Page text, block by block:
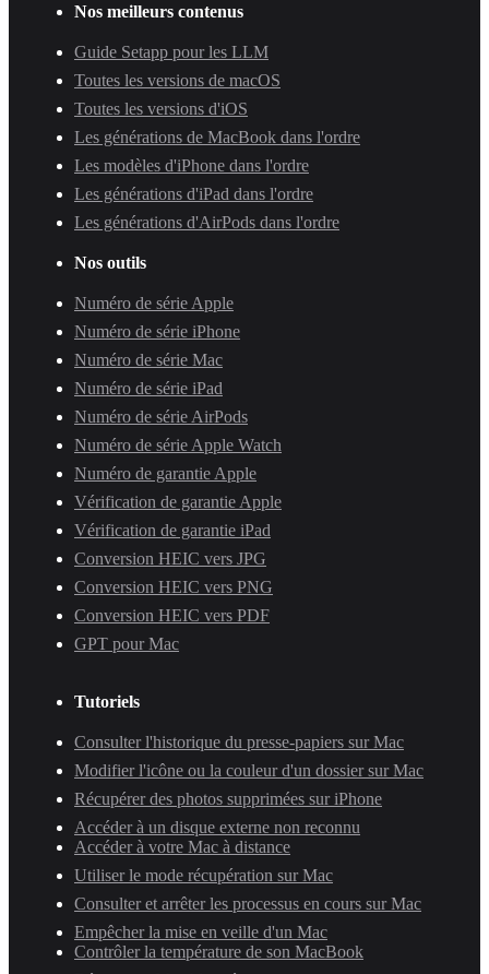
Nos meilleurs contenus
Guide Setapp pour les LLM
Toutes les versions de macOS
Toutes les versions d'iOS
Les générations de MacBook dans l'ordre
Les modèles d'iPhone dans l'ordre
Les générations d'iPad dans l'ordre
Les générations d'AirPods dans l'ordre
Nos outils
Numéro de série Apple
Numéro de série iPhone
Numéro de série Mac
Numéro de série iPad
Numéro de série AirPods
Numéro de série Apple Watch
Numéro de garantie Apple
Vérification de garantie Apple
Vérification de garantie iPad
Conversion HEIC vers JPG
Conversion HEIC vers PNG
Conversion HEIC vers PDF
GPT pour Mac
Tutoriels
Consulter l'historique du presse-papiers sur Mac
Modifier l'icône ou la couleur d'un dossier sur Mac
Récupérer des photos supprimées sur iPhone
Accéder à un disque externe non reconnu
Accéder à votre Mac à distance
Utiliser le mode récupération sur Mac
Consulter et arrêter les processus en cours sur Mac
Empêcher la mise en veille d'un Mac
Contrôler la température de son MacBook